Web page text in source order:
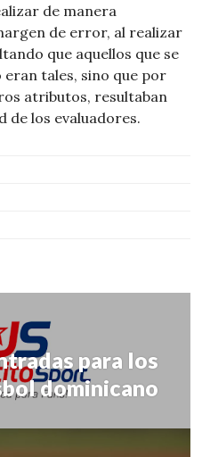
de manera
de error, al realizar
que aquellos que se
eran tales, sino que por
atributos, resultaban
de los evaluadores.
para los
dominicano